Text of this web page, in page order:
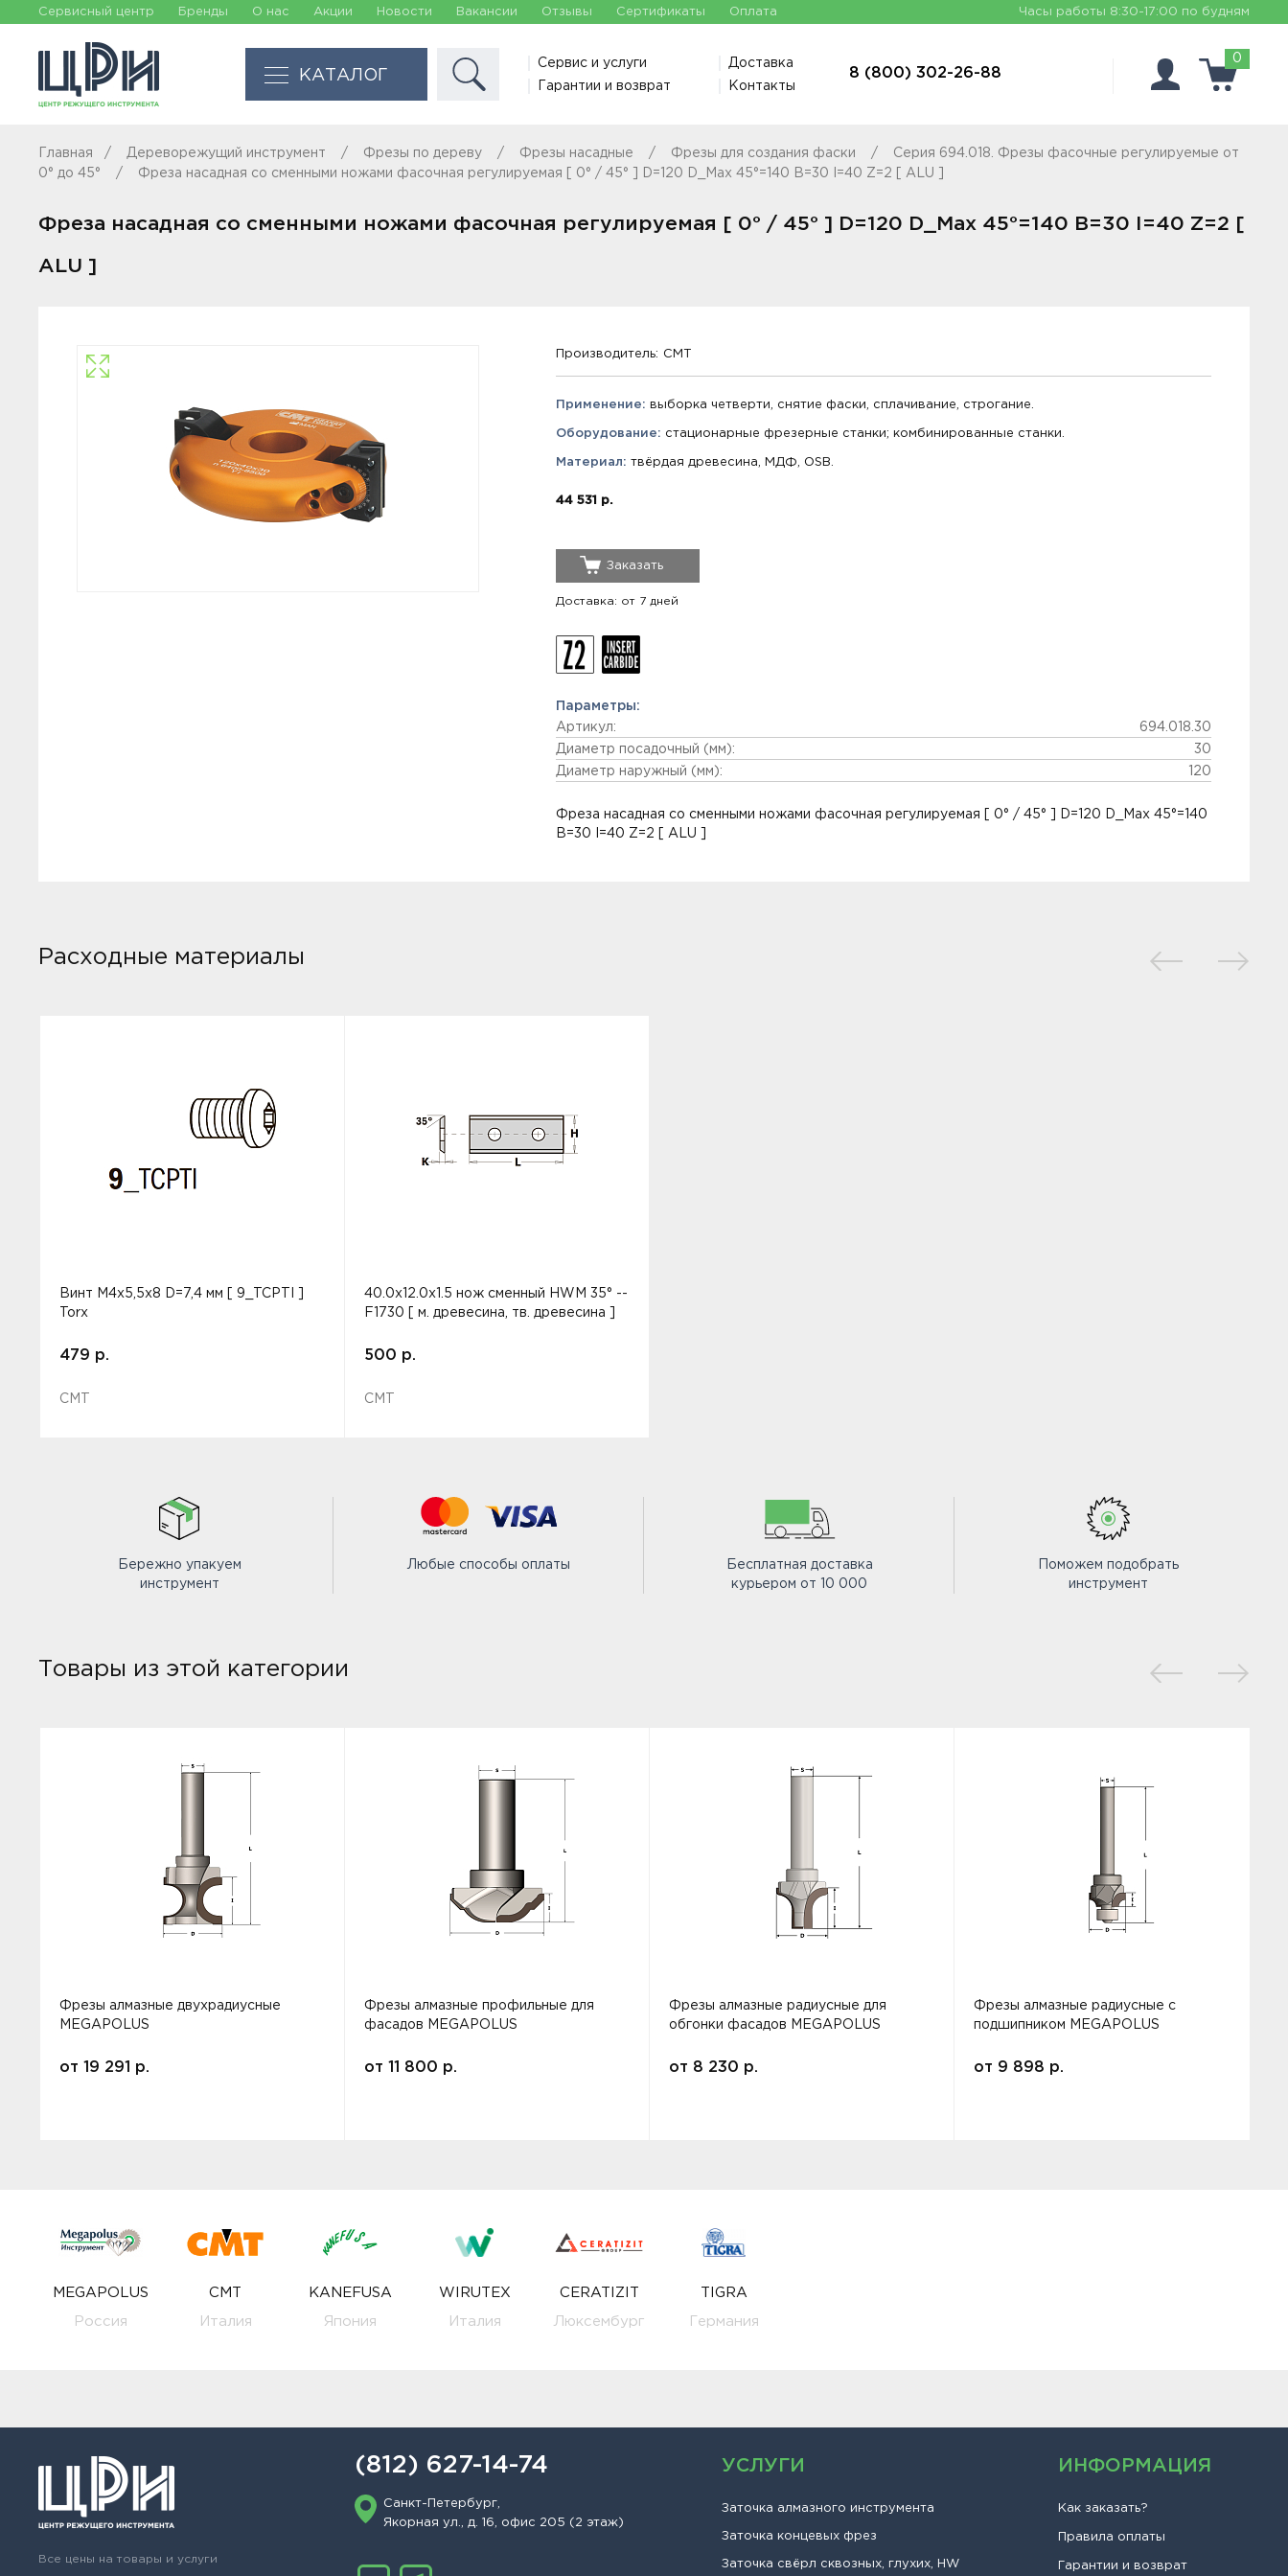
Сервисный центр Бренды О нас Акции Новости Вакансии Отзывы Сертификаты Оплата Часы работы 8:30-17:00 по будням
КАТАЛОГ
Сервис и услуги
Гарантии и возврат
Доставка
Контакты
8 (800) 302-26-88
0
Главная Дереворежущий инструмент Фрезы по дереву Фрезы насадные Фрезы для создания фаски
Серия 694.018. Фрезы фасочные регулируемые от
0° до 45°
Фреза насадная со сменными ножами фасочная регулируемая [ 0° / 45° ] D=120 D_Max 45°=140 B=30 I=40 Z=2 [ ALU ]
Фреза насадная со сменными ножами фасочная регулируемая [ 0° / 45° ] D=120 D_Max 45°=140 B=30 I=40 Z=2 [
ALU ]
Производитель: CMT
Применение: выборка четверти, снятие фаски, сплачивание, строгание.
Оборудование: стационарные фрезерные станки; комбинированные станки.
Материал: твёрдая древесина, МДФ, OSB.
44 531 р.
Заказать
Доставка: от 7 дней
Параметры:
Артикул:
694.018.30
Диаметр посадочный (мм):
30
Диаметр наружный (мм):
120
Фреза насадная со сменными ножами фасочная регулируемая [ 0° / 45° ] D=120 D_Max 45°=140
B=30 I=40 Z=2 [ ALU ]
Расходные материалы
Винт M4x5,5x8 D=7,4 мм [ 9_TCPTI ]
Torx
479 р.
CMT
40.0x12.0x1.5 нож сменный HWM 35° --
F1730 [ м. древесина, тв. древесина ]
500 р.
CMT
Бережно упакуем
инструмент
Любые способы оплаты
Бесплатная доставка
курьером от 10 000
Поможем подобрать
инструмент
Товары из этой категории
Фрезы алмазные двухрадиусные
MEGAPOLUS
от 19 291 р.
Фрезы алмазные профильные для
фасадов MEGAPOLUS
от 11 800 р.
Фрезы алмазные радиусные для
обгонки фасадов MEGAPOLUS
от 8 230 р.
Фрезы алмазные радиусные с
подшипником MEGAPOLUS
от 9 898 р.
MEGAPOLUS
Россия
CMT
Италия
KANEFUSA
Япония
WIRUTEX
Италия
CERATIZIT
Люксембург
TIGRA
Германия
Все цены на товары и услуги
(812) 627-14-74
Санкт-Петербург,
Якорная ул., д. 16, офис 205 (2 этаж)
УСЛУГИ
Заточка алмазного инструмента
Заточка концевых фрез
Заточка свёрл сквозных, глухих, HW
ИНФОРМАЦИЯ
Как заказать?
Правила оплаты
Гарантии и возврат